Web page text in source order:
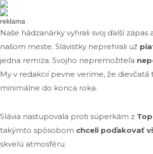
reklama
Naše hádzanárky vyhrali svoj ďalší
našom meste. Slávistky neprehrali už
jedna remíza. Svojho nepremožiteľa
My v redakcií pevne veríme, že
minimálne do konca roka.
Slávia nastupovala proti súperkám z
takýmto spôsobom chceli poďakovať
skvelú atmosféru.